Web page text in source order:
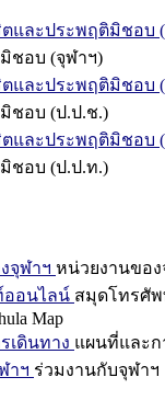
ตและประพฤติมิชอบ
ชอบ (จุฬาฯ)
ตและประพฤติมิชอบ
ชอบ (ป.ป.ช.)
ตและประพฤติมิชอบ
ชอบ (ป.ป.ท.)
จุฬาฯ หน่วยงานของ
อนไลน์ สมุดโทรศั
Map
เดินทาง แผนที่และก
าฯ ร่วมงานกับจุฬาฯ